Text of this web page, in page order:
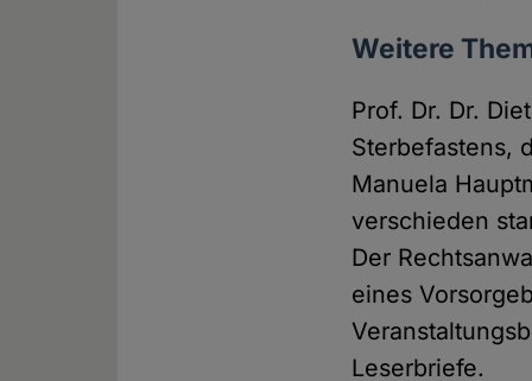
Weitere
Prof. Dr. Dr.
Sterbefastens,
Manuela
verschieden
Der
eines
Leserbriefe.